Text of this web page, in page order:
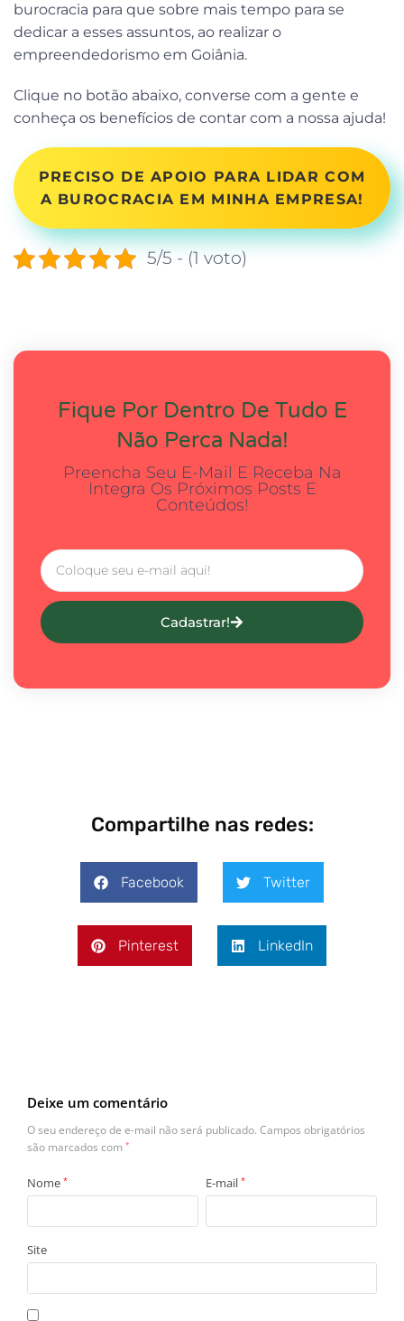
burocracia para que sobre mais tempo para se
dedicar a esses assuntos, ao realizar o
empreendedorismo em Goiânia.
Clique no botão abaixo, converse com a gente e
conheça os benefícios de contar com a nossa ajuda!
PRECISO DE APOIO PARA LIDAR COM
A BUROCRACIA EM MINHA EMPRESA!
5/5 - (1 voto)
Fique Por Dentro De Tudo E
Não Perca Nada!
Preencha Seu E-Mail E Receba Na
Integra Os Próximos Posts E
Conteúdos!
Cadastrar!
Compartilhe nas redes:
Facebook Twitter
Pinterest LinkedIn
Deixe um comentário
O seu endereço de e-mail não será publicado. Campos obrigatórios
são marcados com *
Nome * E-mail *
Site